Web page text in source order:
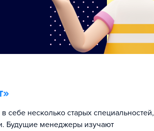
»
несколько старых специальностей,
Будущие менеджеры изучают